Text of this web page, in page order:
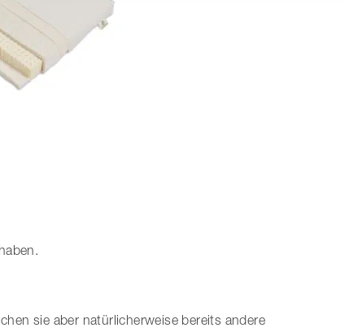
sie aber natürlicherweise bereits andere